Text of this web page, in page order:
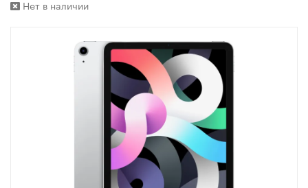
Нет в наличии